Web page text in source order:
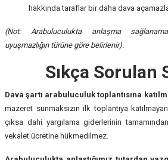
hakkında taraflar bir daha dava
(Not: Arabuluculukta anlaşma
uyuşmazlığın türüne göre belirlenir).
Sıkça Sorulan
Dava şartı arabuluculuk toplantısına
mazeret sunmaksızın ilk toplantıya
çıksa dahi yargılama giderlerinin
vekalet ücretine hükmedilmez.